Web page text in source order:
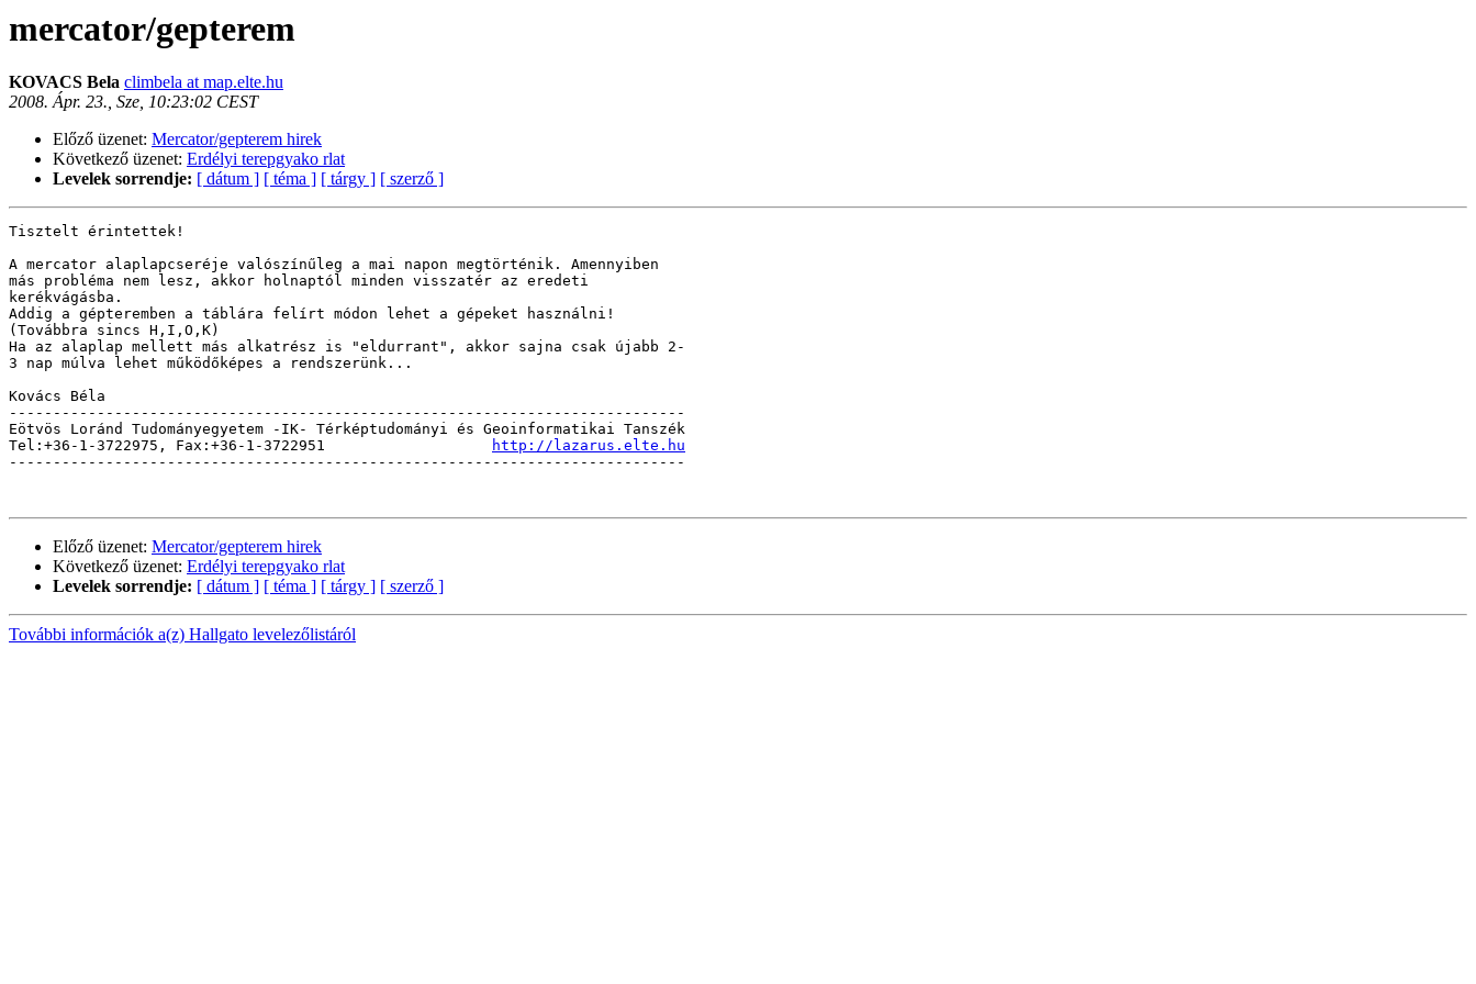
mercator/gepterem
KOVACS Bela climbela at map.elte.hu
2008. Ápr. 23., Sze, 10:23:02 CEST
Előző üzenet: Mercator/gepterem hirek
Következő üzenet: Erdélyi terepgyako rlat
Levelek sorrendje: [ dátum ] [ téma ] [ tárgy ] [ szerző ]
Tisztelt érintettek!
A mercator alaplapcseréje valószínűleg a mai napon megtörténik. Amennyiben
más probléma nem lesz, akkor holnaptól minden visszatér az eredeti
kerékvágásba.
Addig a gépteremben a táblára felírt módon lehet a gépeket használni!
(Továbbra sincs H,I,O,K)
Ha az alaplap mellett más alkatrész is "eldurrant", akkor sajna csak újabb 2-
3 nap múlva lehet működőképes a rendszerünk...
Kovács Béla
-----------------------------------------------------------------------------
Eötvös Loránd Tudományegyetem -IK- Térképtudományi és Geoinformatikai Tanszék
Tel:+36-1-3722975, Fax:+36-1-3722951
http://lazarus.elte.hu
-----------------------------------------------------------------------------
Előző üzenet: Mercator/gepterem hirek
Következő üzenet: Erdélyi terepgyako rlat
Levelek sorrendje: [ dátum ] [ téma ] [ tárgy ] [ szerző ]
További információk a(z) Hallgato levelezőlistáról